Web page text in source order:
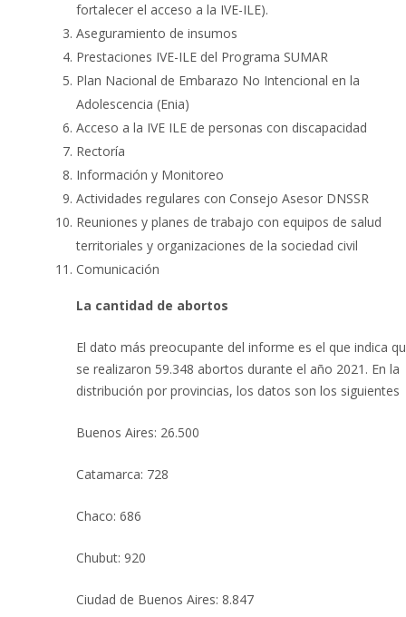
fortalecer el acceso a la IVE-ILE).
Aseguramiento de insumos
Prestaciones IVE-ILE del Programa SUMAR
Plan Nacional de Embarazo No Intencional en la
Adolescencia (Enia)
Acceso a la IVE ILE de personas con discapacidad
Rectoría
Información y Monitoreo
Actividades regulares con Consejo Asesor DNSSR
Reuniones y planes de trabajo con equipos de salud
territoriales y organizaciones de la sociedad civil
Comunicación
La cantidad de abortos
El dato más preocupante del informe es el que indica
se realizaron 59.348 abortos durante el año 2021. En la
distribución por provincias, los datos son los siguientes
Buenos Aires: 26.500
Catamarca: 728
Chaco: 686
Chubut: 920
Ciudad de Buenos Aires: 8.847